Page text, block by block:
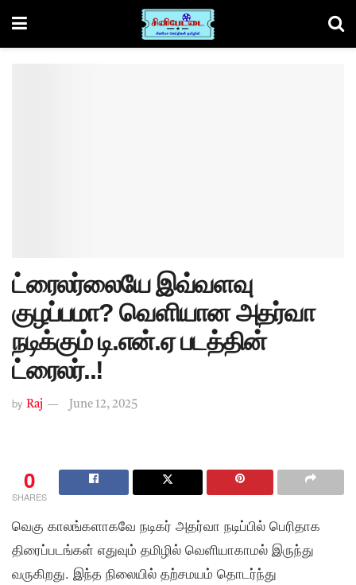
ட்ரைலர்லையே இவ்வளவு
குழப்பமா? வெளியான அதர்வா
நடிக்கும் டி.என்.ஏ படத்தின்
ட்ரைலர்..!
by Raj June 12, 2025
0
SHARES
வெகு காலங்களாகவே நடிகர் அதர்வா நடிப்பில் பெரிதாக
திரைப்படங்கள் எதுவும் தமிழில் வெளியாகாமல் இருந்து
வருகிறது. இந்த நிலையில் தற்சமயம் தொடர்ந்து